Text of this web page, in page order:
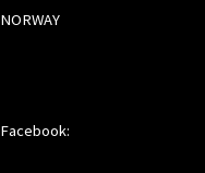
NORWAY
Facebook: